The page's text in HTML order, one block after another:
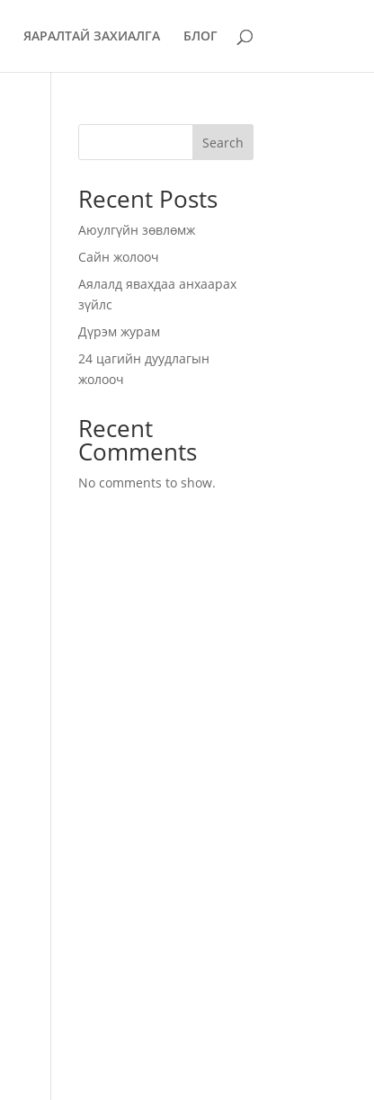
ЯАРАЛТАЙ ЗАХИАЛГА БЛОГ
Search
Recent Posts
Аюулгүйн зөвлөмж
Сайн жолооч
Аялалд явахдаа анхаарах
зүйлс
Дүрэм журам
24 цагийн дуудлагын
жолооч
Recent
Comments
No comments to show.